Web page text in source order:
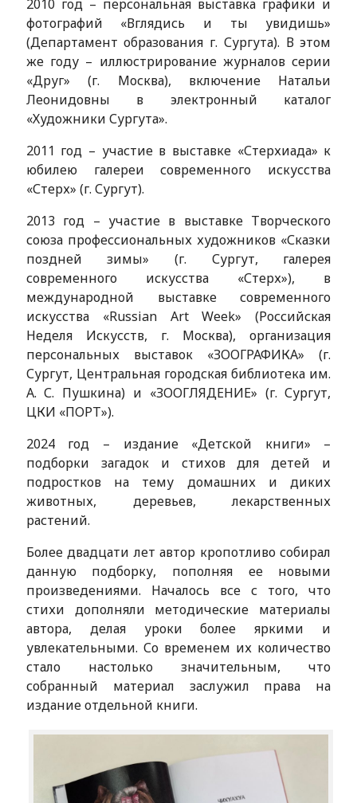
2010 год – персональная выставка графики и
фотографий «Вглядись и ты увидишь»
(Департамент образования г. Сургута). В этом
же году – иллюстрирование журналов серии
«Друг» (г. Москва), включение Натальи
Леонидовны в электронный каталог
«Художники Сургута».
2011 год – участие в выставке «Стерхиада» к
юбилею галереи современного искусства
«Стерх» (г. Сургут).
2013 год – участие в выставке Творческого
союза профессиональных художников «Сказки
поздней зимы» (г. Сургут, галерея
современного искусства «Стерх»), в
международной выставке современного
искусства «Russian Art Week» (Российская
Неделя Искусств, г. Москва), организация
персональных выставок «ЗООГРАФИКА» (г.
Сургут, Центральная городская библиотека им.
А. С. Пушкина) и «ЗООГЛЯДЕНИЕ» (г. Сургут,
ЦКИ «ПОРТ»).
2024 год – издание «Детской книги» –
подборки загадок и стихов для детей и
подростков на тему домашних и диких
животных, деревьев, лекарственных
растений.
Более двадцати лет автор кропотливо собирал
данную подборку, пополняя ее новыми
произведениями. Началось все с того, что
стихи дополняли методические материалы
автора, делая уроки более яркими и
увлекательными. Со временем их количество
стало настолько значительным, что
собранный материал заслужил права на
издание отдельной книги.